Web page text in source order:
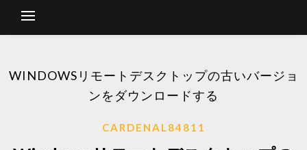
WINDOWSリモートデスクトップの古いバージョ
ンをダウンロードする
CARDENAL84811